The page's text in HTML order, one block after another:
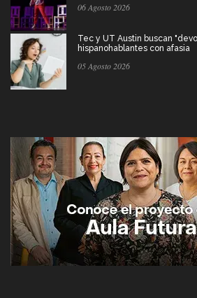
06 Agosto 2026
Tec y UT Austin buscan
hispanohablantes con afasia
05 Agosto 2026